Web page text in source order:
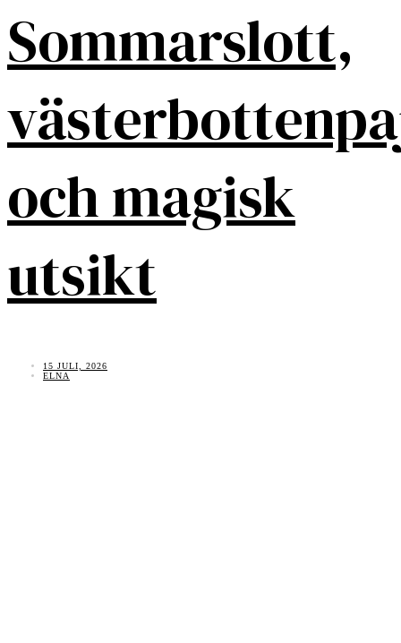
Sommarslott,
och magisk
utsikt
15 JULI, 2026
ELNA